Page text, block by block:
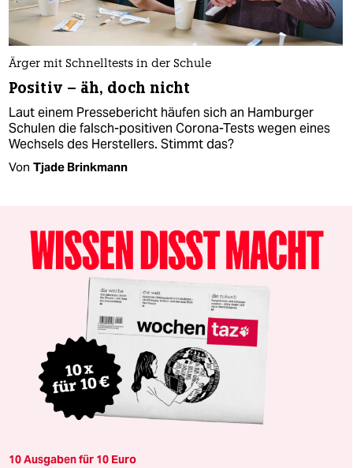
Ärger mit Schnelltests in der Schule
Positiv – äh, doch nicht
Laut einem Pressebericht häufen sich an Hamburger
Schulen die falsch-positiven Corona-Tests wegen eines
Wechsels des Herstellers. Stimmt das?
Von Tjade Brinkmann
10 Ausgaben für 10 Euro